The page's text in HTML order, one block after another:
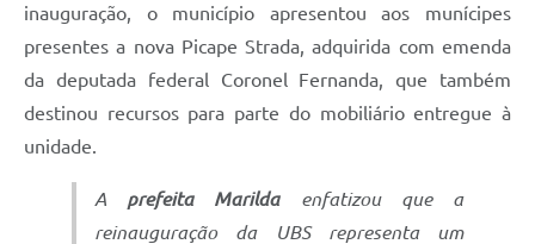
inauguração, o município apresentou aos munícipes
presentes a nova Picape Strada, adquirida com emenda
da deputada federal Coronel Fernanda, que também
destinou recursos para parte do mobiliário entregue à
unidade.
A prefeita Marildaenfatizou que a
reinauguração da UBS representa um